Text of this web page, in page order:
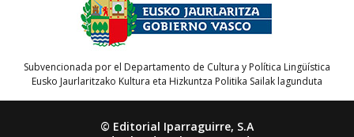
Subvencionada por el Departamento de Cultura y Política Lingüística
Eusko Jaurlaritzako Kultura eta Hizkuntza Politika Sailak lagunduta
© Editorial Iparraguirre, S.A